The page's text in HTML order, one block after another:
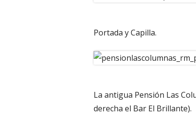
Portada y Capilla.
La antigua Pensión Las
derecha el Bar El Brillante).